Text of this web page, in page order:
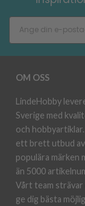
OM OSS
LindeHobby
Sverige med
och
ett brett utbud av
populära märken
än 5000
Vårt team
ge dig bästa